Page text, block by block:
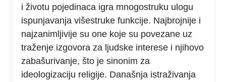
i životu pojedinaca igra mnogostruku ulogu
ispunjavanja višestruke funkcije. Najbrojnije i
najzanimljivije su one koje su povezane uz
traženje izgovora za ljudske interese i njihovo
zabašurivanje, što je sinonim za
ideologizaciju religije. Današnja istraživanja